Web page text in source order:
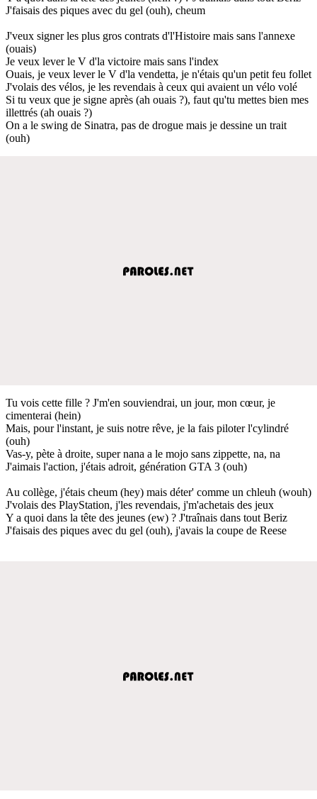
J'faisais des piques avec du gel (ouh), cheum
J'veux signer les plus gros contrats d'l'Histoire mais sans l'annexe
(ouais)
Je veux lever le V d'la victoire mais sans l'index
Ouais, je veux lever le V d'la vendetta, je n'étais qu'un petit feu follet
J'volais des vélos, je les revendais à ceux qui avaient un vélo volé
Si tu veux que je signe après (ah ouais ?), faut qu'tu mettes bien mes
illettrés (ah ouais ?)
On a le swing de Sinatra, pas de drogue mais je dessine un trait
(ouh)
Tu vois cette fille ? J'm'en souviendrai, un jour, mon cœur, je
cimenterai (hein)
Mais, pour l'instant, je suis notre rêve, je la fais piloter l'cylindré
(ouh)
Vas-y, pète à droite, super nana a le mojo sans zippette, na, na
J'aimais l'action, j'étais adroit, génération GTA 3 (ouh)
Au collège, j'étais cheum (hey) mais déter' comme un chleuh (wouh)
J'volais des PlayStation, j'les revendais, j'm'achetais des jeux
Y a quoi dans la tête des jeunes (ew) ? J'traînais dans tout Beriz
J'faisais des piques avec du gel (ouh), j'avais la coupe de Reese